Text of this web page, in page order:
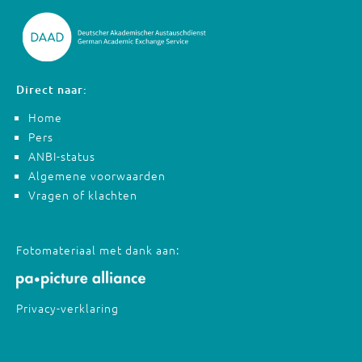
Direct naar:
Home
Pers
ANBI-status
Algemene voorwaarden
Vragen of klachten
Fotomateriaal met dank aan:
Privacy-verklaring